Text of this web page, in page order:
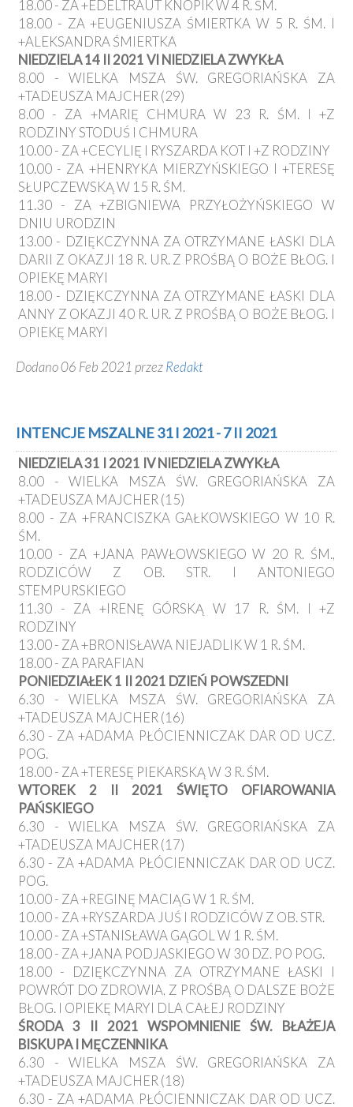
18.00 - ZA +EDELTRAUT KNOPIK W 4 R. ŚM.
18.00 - ZA +EUGENIUSZA ŚMIERTKA W 5 R. ŚM. I
+ALEKSANDRA ŚMIERTKA
NIEDZIELA 14 II 2021 VI NIEDZIELA ZWYKŁA
8.00 - WIELKA MSZA ŚW. GREGORIAŃSKA ZA
+TADEUSZA MAJCHER (29)
8.00 - ZA +MARIĘ CHMURA W 23 R. ŚM. I +Z
RODZINY STODUŚ I CHMURA
10.00 - ZA +CECYLIĘ I RYSZARDA KOT I +Z RODZINY
10.00 - ZA +HENRYKA MIERZYŃSKIEGO I +TERESĘ
SŁUPCZEWSKĄ W 15 R. ŚM.
11.30 - ZA +ZBIGNIEWA PRZYŁOŻYŃSKIEGO W
DNIU URODZIN
13.00 - DZIĘKCZYNNA ZA OTRZYMANE ŁASKI DLA
DARII Z OKAZJI 18 R. UR. Z PROŚBĄ O BOŻE BŁOG. I
OPIEKĘ MARYI
18.00 - DZIĘKCZYNNA ZA OTRZYMANE ŁASKI DLA
ANNY Z OKAZJI 40 R. UR. Z PROŚBĄ O BOŻE BŁOG. I
OPIEKĘ MARYI
Dodano 06 Feb 2021 przezRedakt
INTENCJE MSZALNE 31 I 2021 - 7 II 2021
NIEDZIELA 31 I 2021 IV NIEDZIELA ZWYKŁA
8.00 - WIELKA MSZA ŚW. GREGORIAŃSKA ZA
+TADEUSZA MAJCHER (15)
8.00 - ZA +FRANCISZKA GAŁKOWSKIEGO W 10 R.
ŚM.
10.00 - ZA +JANA PAWŁOWSKIEGO W 20 R. ŚM.,
RODZICÓW Z OB. STR. I ANTONIEGO
STEMPURSKIEGO
11.30 - ZA +IRENĘ GÓRSKĄ W 17 R. ŚM. I +Z
RODZINY
13.00 - ZA +BRONISŁAWA NIEJADLIK W 1 R. ŚM.
18.00 - ZA PARAFIAN
PONIEDZIAŁEK 1 II 2021 DZIEŃ POWSZEDNI
6.30 - WIELKA MSZA ŚW. GREGORIAŃSKA ZA
+TADEUSZA MAJCHER (16)
6.30 - ZA +ADAMA PŁÓCIENNICZAK DAR OD UCZ.
POG.
18.00 - ZA +TERESĘ PIEKARSKĄ W 3 R. ŚM.
WTOREK 2 II 2021 ŚWIĘTO OFIAROWANIA
PAŃSKIEGO
6.30 - WIELKA MSZA ŚW. GREGORIAŃSKA ZA
+TADEUSZA MAJCHER (17)
6.30 - ZA +ADAMA PŁÓCIENNICZAK DAR OD UCZ.
POG.
10.00 - ZA +REGINĘ MACIĄG W 1 R. ŚM.
10.00 - ZA +RYSZARDA JUŚ I RODZICÓW Z OB. STR.
10.00 - ZA +STANISŁAWA GĄGOL W 1 R. ŚM.
18.00 - ZA +JANA PODJASKIEGO W 30 DZ. PO POG.
18.00 - DZIĘKCZYNNA ZA OTRZYMANE ŁASKI I
POWRÓT DO ZDROWIA, Z PROŚBĄ O DALSZE BOŻE
BŁOG. I OPIEKĘ MARYI DLA CAŁEJ RODZINY
ŚRODA 3 II 2021 WSPOMNIENIE ŚW. BŁAŻEJA
BISKUPA I MĘCZENNIKA
6.30 - WIELKA MSZA ŚW. GREGORIAŃSKA ZA
+TADEUSZA MAJCHER (18)
6.30 - ZA +ADAMA PŁÓCIENNICZAK DAR OD UCZ.